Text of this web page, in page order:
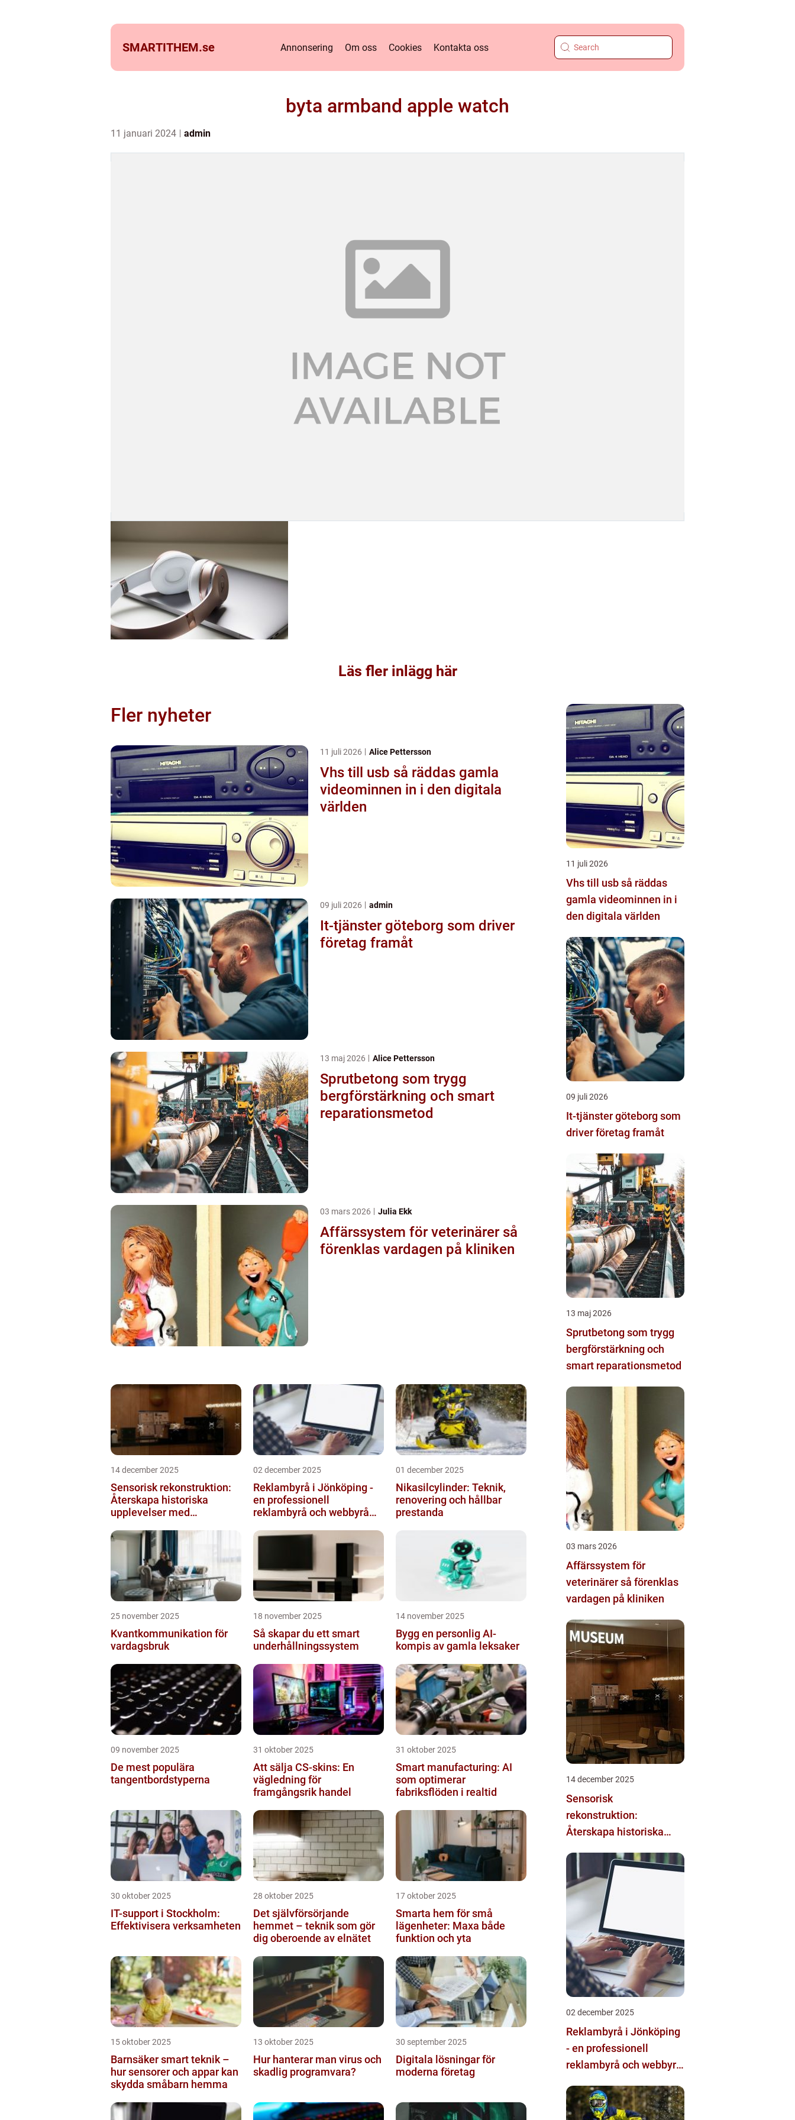
SMARTITHEM.se Annonsering Om oss Cookies Kontakta oss
byta armband apple watch
11 januari 2024 admin
Läs fler inlägg här
Fler nyheter
11 juli 2026 Alice Pettersson
Vhs till usb så räddas gamla
videominnen in i den digitala
världen
09 juli 2026 admin
It-tjänster göteborg som driver
företag framåt
13 maj 2026 Alice Pettersson
Sprutbetong som trygg
bergförstärkning och smart
reparationsmetod
03 mars 2026 Julia Ekk
Affärssystem för veterinärer så
förenklas vardagen på kliniken
14 december 2025
Sensorisk rekonstruktion:
Återskapa historiska
upplevelser med
02 december 2025
Reklambyrå i Jönköping -
en professionell
reklambyrå och webbyrå
kommunikati...
01 december 2025
Nikasilcylinder: Teknik,
renovering och hållbar
prestanda
25 november 2025
Kvantkommunikation för
vardagsbruk
18 november 2025
Så skapar du ett smart
underhållningssystem
14 november 2025
Bygg en personlig AI-
kompis av gamla leksaker
09 november 2025
De mest populära
tangentbordstyperna
31 oktober 2025
Att sälja CS-skins: En
vägledning för
framgångsrik handel
31 oktober 2025
Smart manufacturing: AI
som optimerar
fabriksflöden i realtid
30 oktober 2025
IT-support i Stockholm:
Effektivisera verksamheten
28 oktober 2025
Det självförsörjande
hemmet – teknik som gör
dig oberoende av elnätet
17 oktober 2025
Smarta hem för små
lägenheter: Maxa både
funktion och yta
15 oktober 2025
Barnsäker smart teknik –
hur sensorer och appar kan
skydda småbarn hemma
13 oktober 2025
Hur hanterar man virus och
skadlig programvara?
30 september 2025
Digitala lösningar för
moderna företag
11 juli 2026
Vhs till usb så räddas
gamla videominnen in i
den digitala världen
09 juli 2026
It-tjänster göteborg som
driver företag framåt
13 maj 2026
Sprutbetong som trygg
bergförstärkning och
smart reparationsmetod
03 mars 2026
Affärssystem för
veterinärer så förenklas
vardagen på kliniken
14 december 2025
Sensorisk
rekonstruktion:
Återskapa historiska
multimodala AI
02 december 2025
Reklambyrå i Jönköping
- en professionell
reklambyrå och webbyrå
kommunikation